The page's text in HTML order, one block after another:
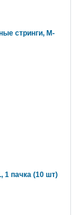
стринги, M-
1 пачка (10 шт)